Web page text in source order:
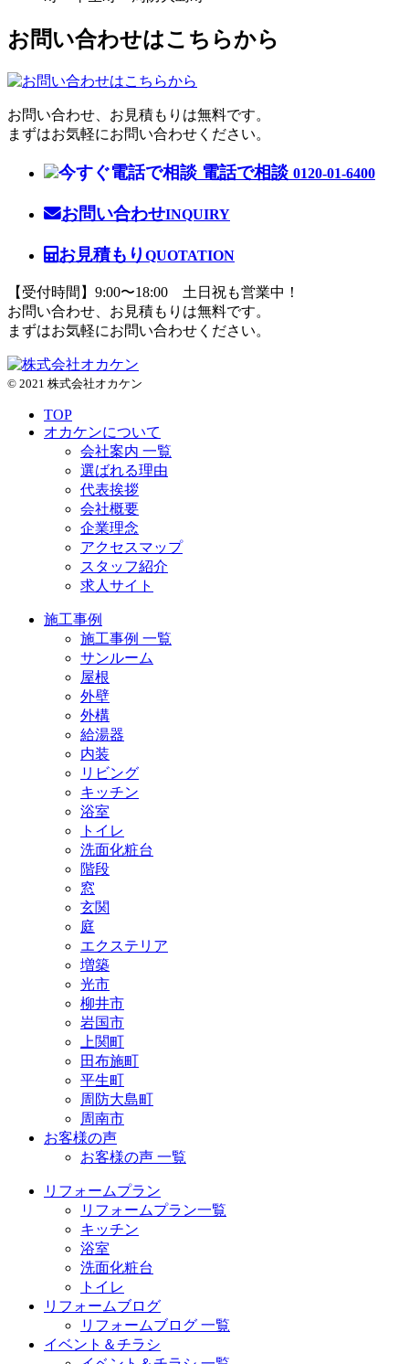
お問い合わせはこちらから
お問い合わせ、お見積もりは無料です。
まずはお気軽にお問い合わせください。
電話で相談 0120-01-6400
お問い合わせINQUIRY
お見積もり QUOTATION
【受付時間】9:00〜18:00 土日祝も営業中！
お問い合わせ、お見積もりは無料です。
まずはお気軽にお問い合わせください。
© 2021 株式会社オカケン
TOP
オカケンについて
会社案内 一覧
選ばれる理由
代表挨拶
会社概要
企業理念
アクセスマップ
スタッフ紹介
求人サイト
施工事例
施工事例 一覧
サンルーム
屋根
外壁
外構
給湯器
内装
リビング
キッチン
浴室
トイレ
洗面化粧台
階段
窓
玄関
庭
エクステリア
増築
光市
柳井市
岩国市
上関町
田布施町
平生町
周防大島町
周南市
お客様の声
お客様の声 一覧
リフォームプラン
リフォームプラン一覧
キッチン
浴室
洗面化粧台
トイレ
リフォームブログ
リフォームブログ 一覧
イベント＆チラシ